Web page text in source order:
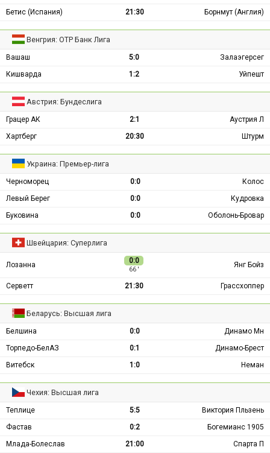
Бетис (Испания)
21:30 Борнмут (Англия)
Венгрия: ОТР Банк Лига
Вашаш 5:0
Залаэгерсег
Кишварда
1:2 Уйпешт
Австрия: Бундеслига
Грацер АК 2:1
Аустрия Л
Хартберг
20:30 Штурм
Украина: Премьер-лига
Черноморец 0:0
Колос
Левый Берег
0:0
Кудровка
Буковина
0:0 Оболонь-Бровар
Швейцария: Суперлига
Лозанна 0:0
66 ′
Янг Бойз
Серветт 21:30 Грассхоппер
Беларусь: Высшая лига
Белшина 0:0
Динамо Мн
Торпедо-БелАЗ
0:1
Динамо-Брест
Витебск
1:0 Неман
Чехия: Высшая лига
Теплице 5:5
Виктория Пльзень
Фастав
0:2
Богемианс 1905
Млада-Болеслав
21:00 Спарта П